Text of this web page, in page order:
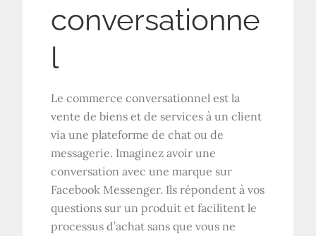
conversationne
l
Le commerce conversationnel est la
vente de biens et de services à un client
via une plateforme de chat ou de
messagerie. Imaginez avoir une
conversation avec une marque sur
Facebook Messenger. Ils répondent à vos
questions sur un produit et facilitent le
processus d’achat sans que vous ne